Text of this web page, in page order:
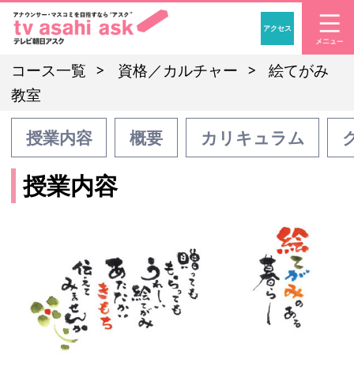
「アナウンサー・マ
アクセス
コース一覧 資格／カルチャー
絵てがみ
教室
授業内容 概要 カリキュラム
授業内容